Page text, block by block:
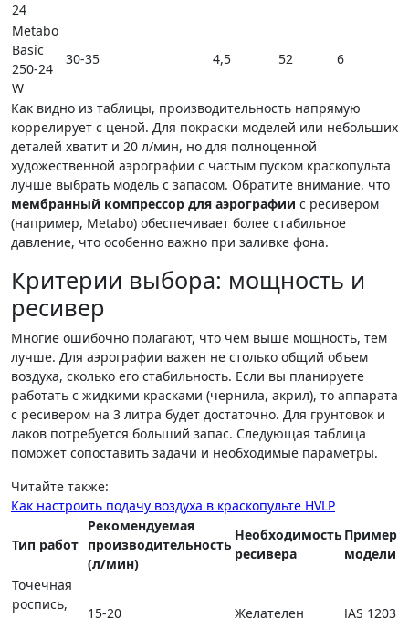
24
Metabo
Basic
250-24
W
30-35 4,5 52 6
Как видно из таблицы, производительность напрямую
коррелирует с ценой. Для покраски моделей или небольших
деталей хватит и 20 л/мин, но для полноценной
художественной аэрографии с частым пуском краскопульта
лучше выбрать модель с запасом. Обратите внимание, что
мембранный компрессор для аэрографии с ресивером
(например, Metabo) обеспечивает более стабильное
давление, что особенно важно при заливке фона.
Критерии выбора: мощность и
ресивер
Многие ошибочно полагают, что чем выше мощность, тем
лучше. Для аэрографии важен не столько общий объем
воздуха, сколько его стабильность. Если вы планируете
работать с жидкими красками (чернила, акрил), то аппарата
с ресивером на 3 литра будет достаточно. Для грунтовок и
лаков потребуется больший запас. Следующая таблица
поможет сопоставить задачи и необходимые параметры.
Читайте также:
Как настроить подачу воздуха в краскопульте HVLP
Тип работ
Рекомендуемая
производительность
(л/мин)
Необходимость
ресивера
Пример
модели
Точечная
роспись,
15-20 Желателен JAS 1203